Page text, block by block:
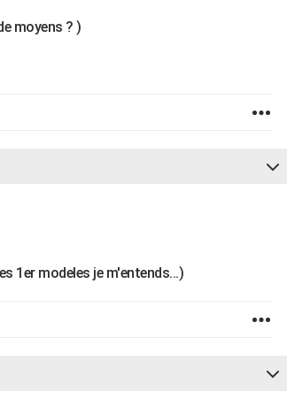
moyens ? )
1er modeles je m'entends...)